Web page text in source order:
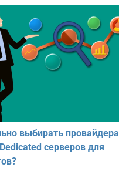
выбирать провайдера
серверов для